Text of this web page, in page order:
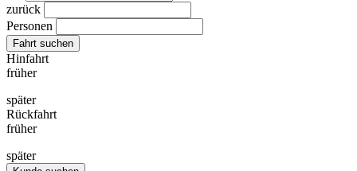
zurück
Personen
Fahrt suchen
Hinfahrt
früher
später
Rückfahrt
früher
später